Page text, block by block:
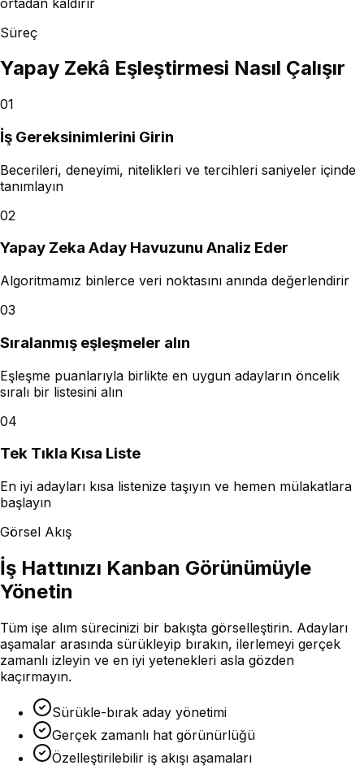
Süreç
Yapay Zekâ Eşleştirmesi Nasıl Çalışır
01
İş Gereksinimlerini Girin
Becerileri, deneyimi, nitelikleri ve tercihleri saniyeler içinde
tanımlayın
02
Yapay Zeka Aday Havuzunu Analiz Eder
Algoritmamız binlerce veri noktasını anında değerlendirir
03
Sıralanmış eşleşmeler alın
Eşleşme puanlarıyla birlikte en uygun adayların öncelik
sıralı bir listesini alın
04
Tek Tıkla Kısa Liste
En iyi adayları kısa listenize taşıyın ve hemen mülakatlara
başlayın
Görsel Akış
İş Hattınızı Kanban Görünümüyle
Yönetin
Tüm işe alım sürecinizi bir bakışta görselleştirin. Adayları
aşamalar arasında sürükleyip bırakın, ilerlemeyi gerçek
zamanlı izleyin ve en iyi yetenekleri asla gözden
kaçırmayın.
Sürükle-bırak aday yönetimi
Gerçek zamanlı hat görünürlüğü
Özelleştirilebilir iş akışı aşamaları